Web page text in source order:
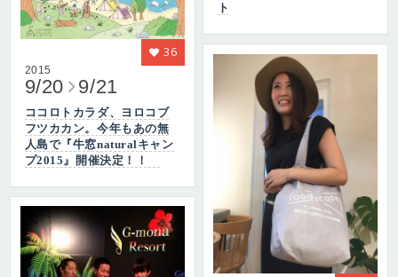
2015
9/20 9/21
ココロトカラダ、ヨロコブ
フツカカン。今年もあの無
人島で『牛窓naturalキャン
プ2015』開催決定！！
36
ト